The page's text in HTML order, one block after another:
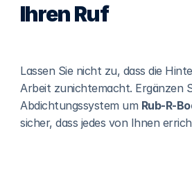
Ihren Ruf
Lassen Sie nicht zu, dass die
Arbeit zunichtemacht. Ergänzen
Abdichtungssystem um Rub-R-
sicher, dass jedes von Ihnen